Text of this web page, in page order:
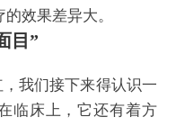
效果差异大。
目”
我们接下来得认识一
临床上，它还有着方